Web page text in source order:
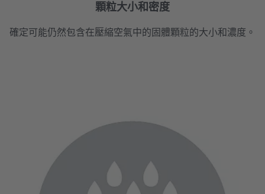
顆粒大小和密度
確定可能仍然包含在壓縮空氣中的固體顆粒的大小和濃度。